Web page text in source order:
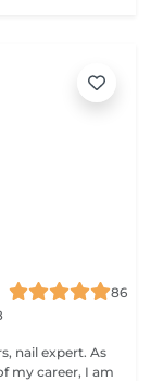
86
expert. As
my career, I am